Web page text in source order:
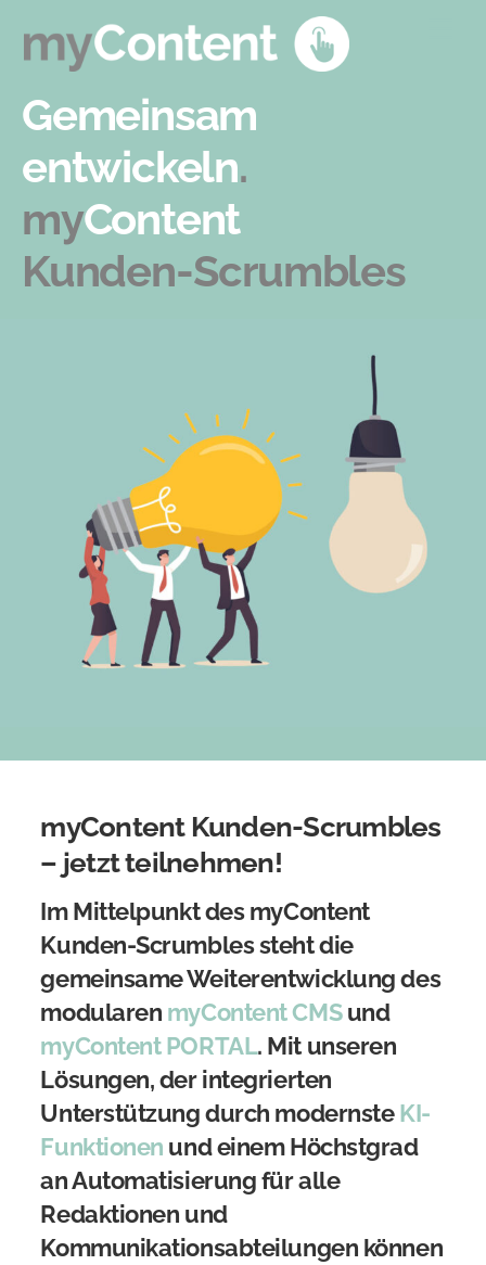
content
Gemeinsam
entwickeln.
myContent
Kunden-Scrumbles
myContent Kunden-Scrumbles
– jetzt teilnehmen!
Im Mittelpunkt des myContent
Kunden-Scrumbles steht die
gemeinsame Weiterentwicklung des
modularen myContent CMSund
myContent PORTAL. Mit unseren
Lösungen, der integrierten
Unterstützung durch modernsteKI-
Funktionen und einem Höchstgrad
an Automatisierung für alle
Redaktionen und
Kommunikationsabteilungen können